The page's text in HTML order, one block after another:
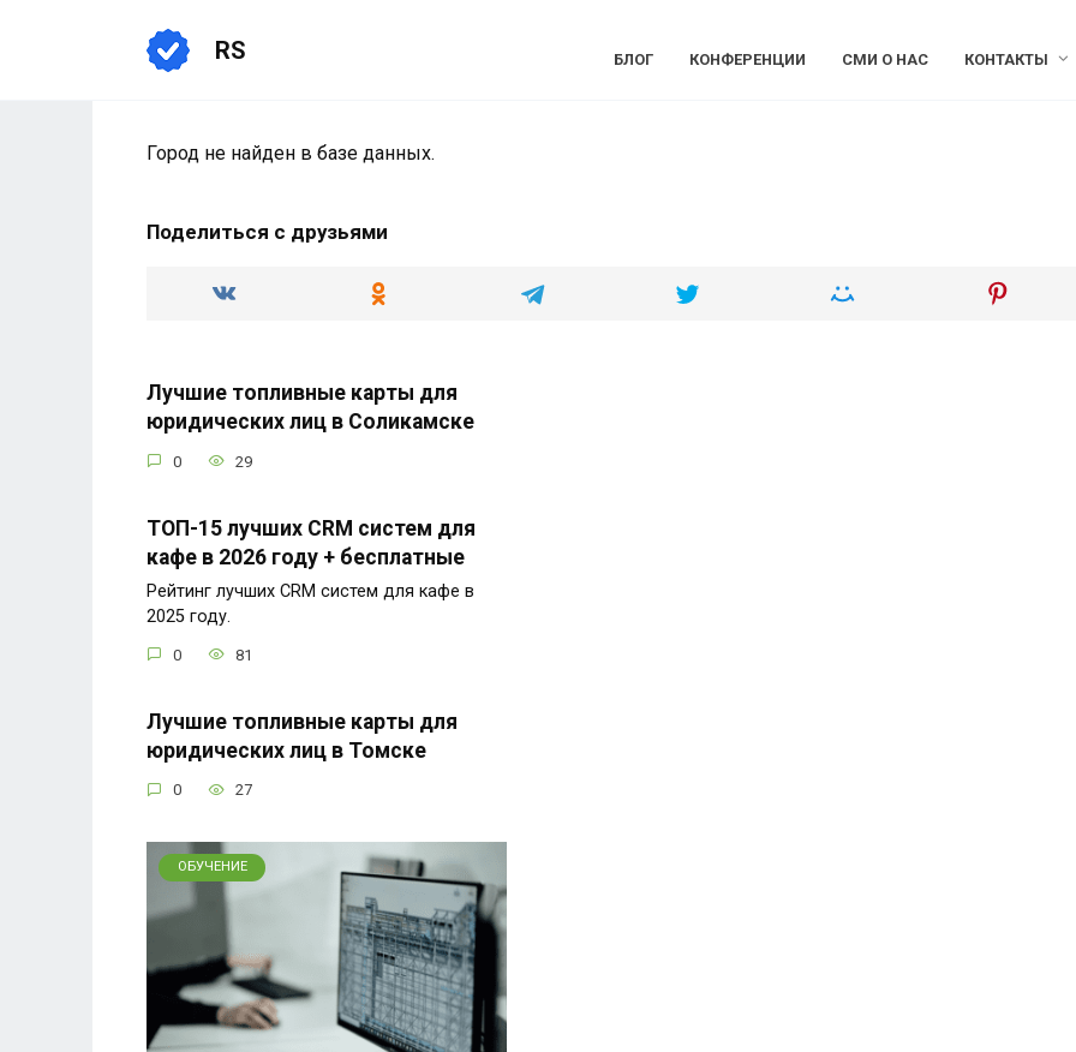
RS БЛОГ КОНФЕРЕНЦИИ СМИ О НАС КОНТАКТЫ
Город не найден в базе данных.
Поделиться с друзьями
Лучшие топливные карты для
юридических лиц в Соликамске
0 29
ТОП-15 лучших CRM систем для
кафе в 2026 году + бесплатные
Рейтинг лучших CRM систем для кафе в
2025 году.
0 81
Лучшие топливные карты для
юридических лиц в Томске
0 27
ОБУЧЕНИЕ